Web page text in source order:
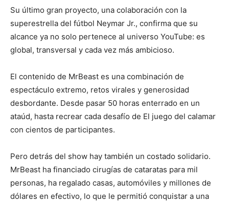
Su último gran proyecto, una colaboración con la
superestrella del fútbol Neymar Jr., confirma que su
alcance ya no solo pertenece al universo YouTube: es
global, transversal y cada vez más ambicioso.
El contenido de MrBeast es una combinación de
espectáculo extremo, retos virales y generosidad
desbordante. Desde pasar 50 horas enterrado en un
ataúd, hasta recrear cada desafío de El juego del calamar
con cientos de participantes.
Pero detrás del show hay también un costado solidario.
MrBeast ha financiado cirugías de cataratas para mil
personas, ha regalado casas, automóviles y millones de
dólares en efectivo, lo que le permitió conquistar a una